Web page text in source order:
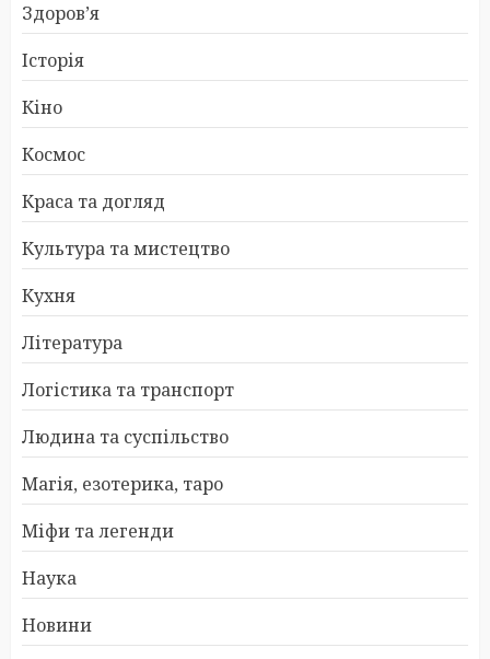
Здоров’я
Історія
Кіно
Космос
Краса та догляд
Культура та мистецтво
Кухня
Література
Логістика та транспорт
Людина та суспільство
Магія, езотерика, таро
Міфи та легенди
Наука
Новини